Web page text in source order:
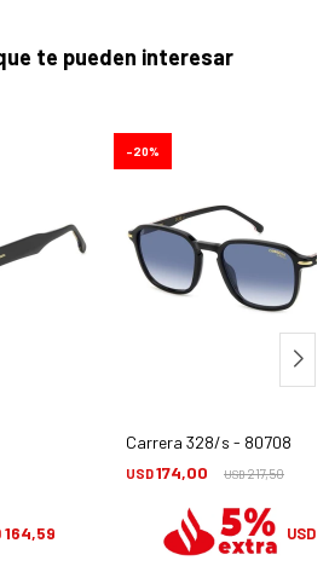
te pueden interesar
164,59
Carrera 328/s - 80708
USD174,00 USD217,50
20
USD